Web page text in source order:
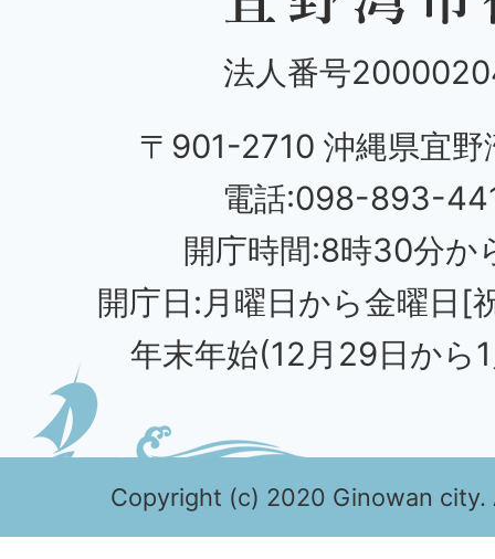
法人番号
〒901-2710 沖縄県宜野
電話:098-893-
開庁時間:8時30分か
開庁日:月曜日から金曜日[
年末年始(12月29日から
Copyright (c) 2020 Ginowan city.